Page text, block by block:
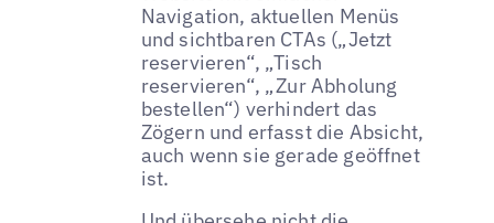
Navigation, aktuellen Menüs
und sichtbaren CTAs („Jetzt
reservieren“, „Tisch
reservieren“, „Zur Abholung
bestellen“) verhindert das
Zögern und erfasst die Absicht,
auch wenn sie gerade geöffnet
ist.